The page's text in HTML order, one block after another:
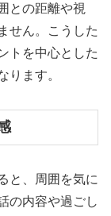
との距離や視
せん。こうした
トを中心とした
ります。
と、周囲を気に
の内容や過ごし